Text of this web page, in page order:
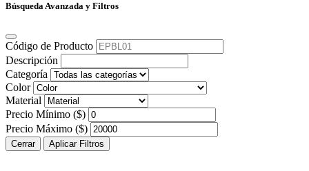
Búsqueda Avanzada y Filtros
Código de Producto
Descripción
Categoría
Color
Material
Precio Mínimo ($)
Precio Máximo ($)
Cerrar Aplicar Filtros